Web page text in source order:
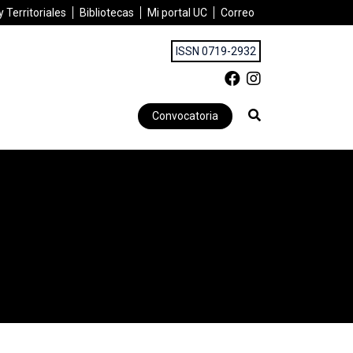
Territoriales Bibliotecas Mi portal UC Correo
ISSN 0719-2932
Convocatoria